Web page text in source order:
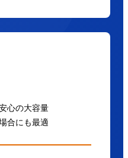
心の大容量
合にも最適